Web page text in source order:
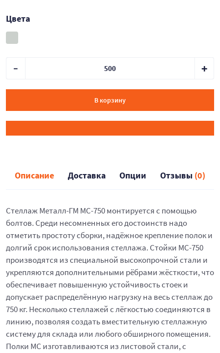
Цвета
В корзину
Описание Доставка Опции Отзывы (0)
Стеллаж Металл-ГМ МС-750 монтируется с помощью
болтов. Среди несомненных его достоинств надо
отметить простоту сборки, надёжное крепление полок и
долгий срок использования стеллажа. Стойки МС-750
производятся из специальной высокопрочной стали и
укрепляются дополнительными рёбрами жёсткости, что
обеспечивает повышенную устойчивость стоек и
допускает распределённую нагрузку на весь стеллаж до
750 кг. Несколько стеллажей с лёгкостью соединяются в
линию, позволяя создать вместительную стеллажную
систему для склада или любого обширного помещения.
Полки МС изготавливаются из листовой стали, с